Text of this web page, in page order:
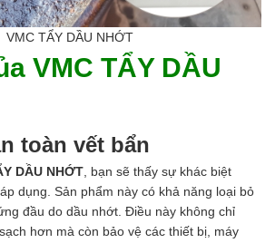
VMC TẨY DẦU NHỚT
VMC TẨY DẦU
toàn vết bẩn
DẦU NHỚT , bạn sẽ thấy sự khác biệt
dụng. Sản phẩm này có khả năng loại bỏ
đầu do dầu nhớt. Điều này không chỉ
hơn mà còn bảo vệ các thiết bị, máy